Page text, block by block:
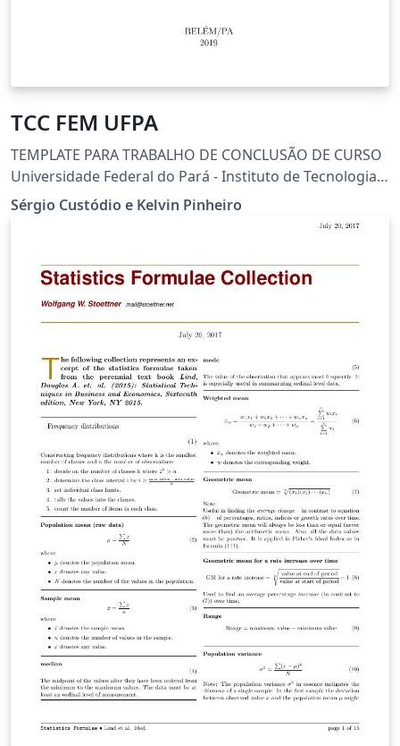
TCC FEM UFPA
TEMPLATE PARA TRABALHO DE CONCLUSÃO DE CURSO
Universidade Federal do Pará - Instituto de Tecnologia
Idealizado por Sérgio Custódio e Kelvin Pinheiro
Baseado no projeto De: Diego Marczal e Michael
custodio@ufpa.br
Sérgio Custódio e Kelvin Pinheiro